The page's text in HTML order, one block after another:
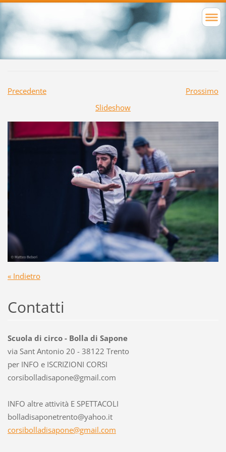
Precedente
Prossimo
Slideshow
« Indietro
Contatti
Scuola di circo - Bolla di Sapone
via Sant Antonio 20 - 38122 Trento
per INFO e ISCRIZIONI CORSI
corsibolladisapone@gmail.com
INFO altre attività E SPETTACOLI
bolladisaponetrento@yahoo.it
corsibolladisapone@gmail.com